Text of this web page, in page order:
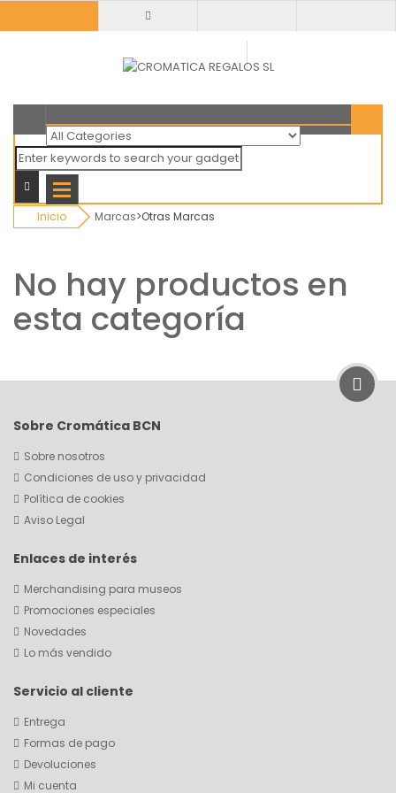
categorias
Inicio Marcas>Otras Marcas
No hay productos en
esta categoría
Sobre Cromática BCN
Sobre nosotros
Condiciones de uso y privacidad
Política de cookies
Aviso Legal
Enlaces de interés
Merchandising para museos
Promociones especiales
Novedades
Lo más vendido
Servicio al cliente
Entrega
Formas de pago
Devoluciones
Mi cuenta